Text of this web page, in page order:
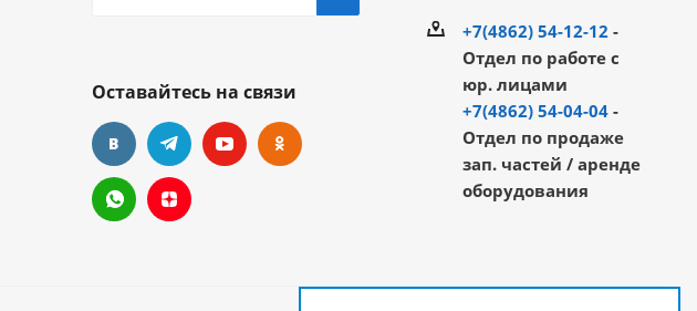
Оставайтесь на связи
+7(4862) 54-12-12 -
Отдел по работе с
юр. лицами
+7(4862) 54-04-04-
Отдел по продаже
зап. частей / аренде
оборудования